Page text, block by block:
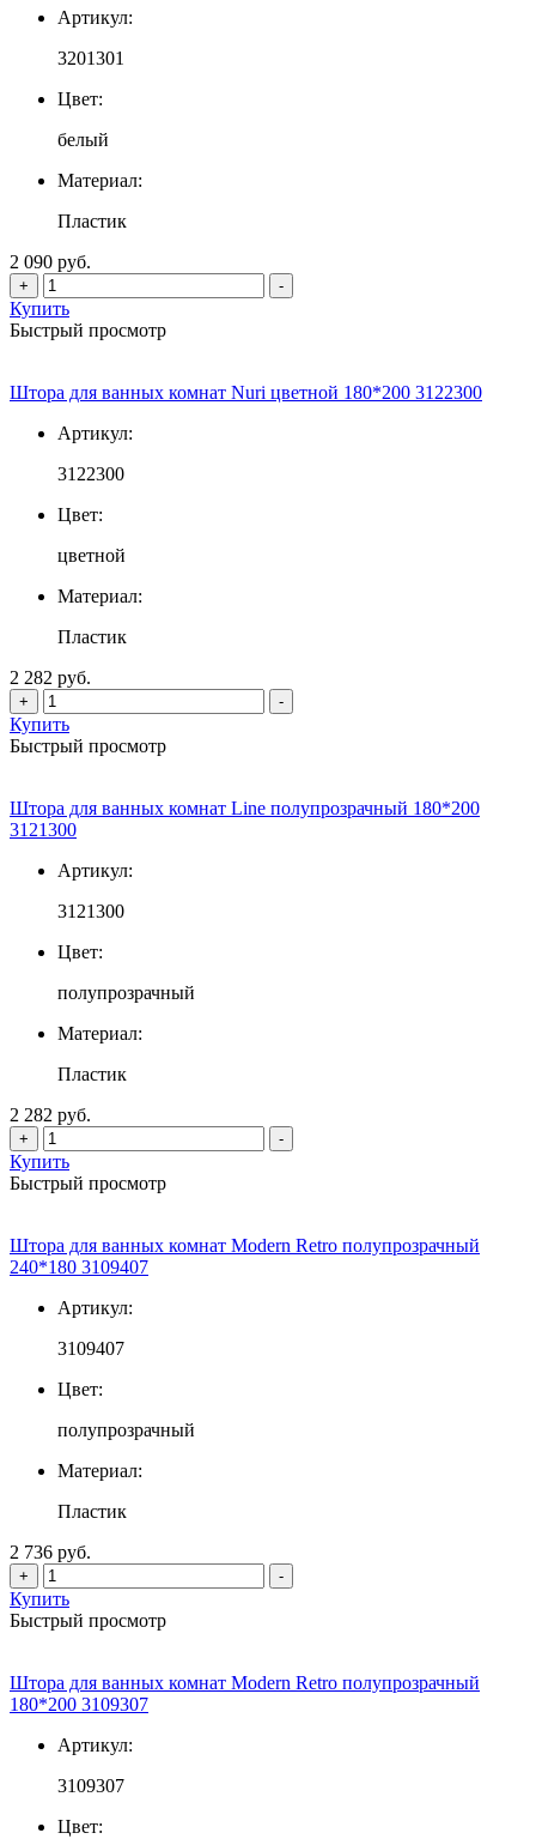
Артикул:
3201301
Цвет:
белый
Материал:
Пластик
2 090 руб.
+ -
Купить
Быстрый просмотр
Штора для ванных комнат Nuri цветной 180*200 3122300
Артикул:
3122300
Цвет:
цветной
Материал:
Пластик
2 282 руб.
+ -
Купить
Быстрый просмотр
Штора для ванных комнат Line полупрозрачный 180*200
3121300
Артикул:
3121300
Цвет:
полупрозрачный
Материал:
Пластик
2 282 руб.
+ -
Купить
Быстрый просмотр
Штора для ванных комнат Modern Retro полупрозрачный
240*180 3109407
Артикул:
3109407
Цвет:
полупрозрачный
Материал:
Пластик
2 736 руб.
+ -
Купить
Быстрый просмотр
Штора для ванных комнат Modern Retro полупрозрачный
180*200 3109307
Артикул:
3109307
Цвет: